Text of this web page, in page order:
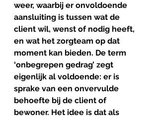
weer, waarbij er onvoldoende
aansluiting is tussen wat de
client wil, wenst of nodig heeft,
en wat het zorgteam op dat
moment kan bieden. De term
‘onbegrepen gedrag’ zegt
eigenlijk al voldoende: er is
sprake van een onvervulde
behoefte bij de client of
bewoner. Het idee is dat als